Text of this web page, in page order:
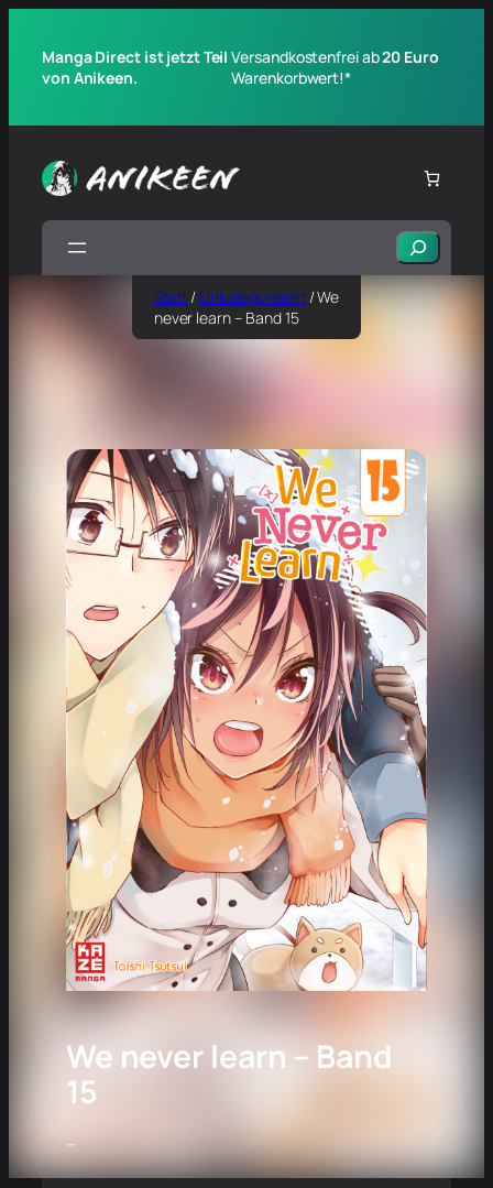
Manga Direct ist jetzt Teil
von Anikeen.
Versandkostenfrei ab20 Euro
Warenkorbwert!*
Suchen
Start / Unkategorisiert/ We
never learn – Band 15
We never learn – Band
15
–